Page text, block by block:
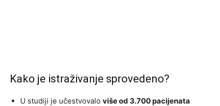
Kako je istraživanje sprovedeno?
U studiji je učestvovalo više od 3.700 pacijenata